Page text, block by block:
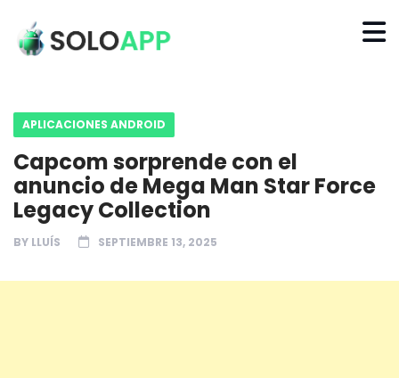
APLICACIONES ANDROID
Capcom sorprende con el
anuncio de Mega Man Star Force
Legacy Collection
BY LLUÍS SEPTIEMBRE 13, 2025